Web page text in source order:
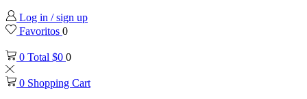
Log in / sign up
Favoritos 0
0 Total $0 0
0 Shopping Cart